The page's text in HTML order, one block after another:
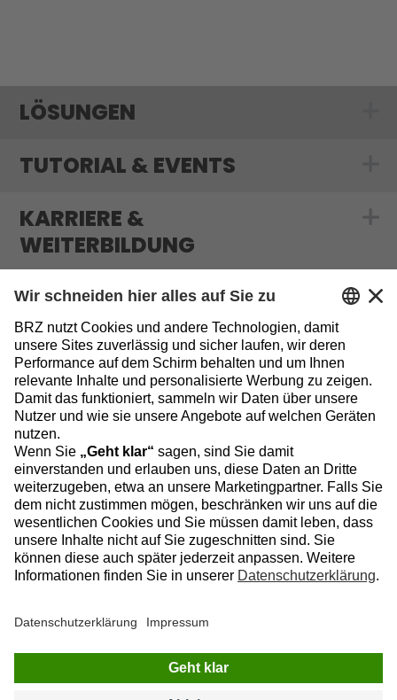
LÖSUNGEN
TUTORIAL & EVENTS
KARRIERE &
WEITERBILDUNG
Show
MEDIATHEK & BLOG Show
INFORMATIONEN
Sitemap
Datenschutz
Impressum
Datenschutzeinstellungen
Rollnerstraße 180